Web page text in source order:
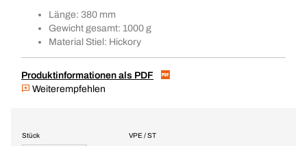
Länge: 380 mm
Gewicht gesamt: 1000 g
Material Stiel: Hickory
Produktinformationen als PDF
Weiterempfehlen
VPE / ST
Stück